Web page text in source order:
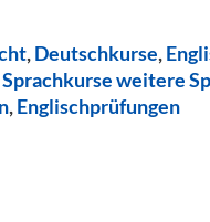
,Deutschkurse,
Sprachkurse weitere
,Englischprüfungen